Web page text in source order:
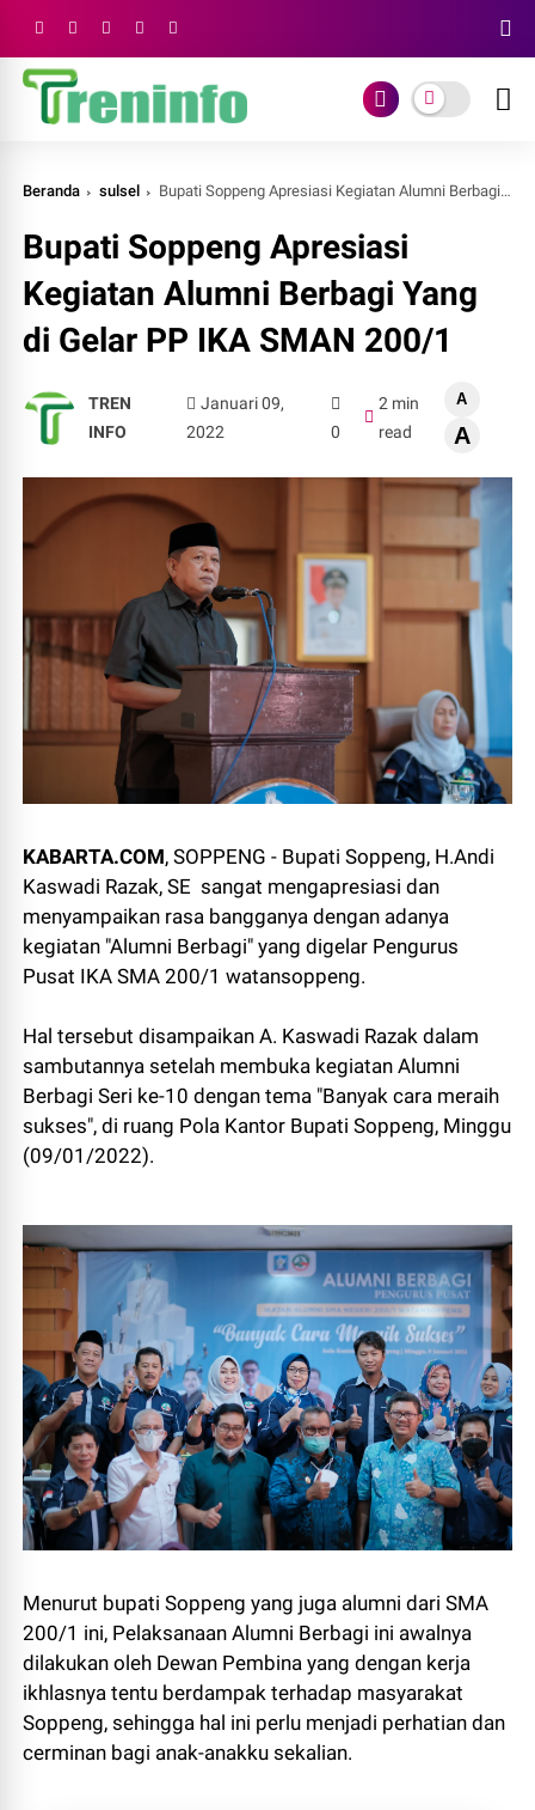
Beranda sulsel Bupati Soppeng Apresiasi Kegiatan Alumni Berbagi Yang di Gelar PP IKA SMAN 200/1
Bupati Soppeng Apresiasi
Kegiatan Alumni Berbagi Yang
di Gelar PP IKA SMAN 200/1
TREN
INFO
Januari 09,
2022
0
2 min
read
A
A
KABARTA.COM, SOPPENG - Bupati Soppeng, H.Andi
Kaswadi Razak, SE sangat mengapresiasi dan
menyampaikan rasa bangganya dengan adanya
kegiatan "Alumni Berbagi" yang digelar Pengurus
Pusat IKA SMA 200/1 watansoppeng.
Hal tersebut disampaikan A. Kaswadi Razak dalam
sambutannya setelah membuka kegiatan Alumni
Berbagi Seri ke-10 dengan tema "Banyak cara meraih
sukses", di ruang Pola Kantor Bupati Soppeng, Minggu
(09/01/2022).
Menurut bupati Soppeng yang juga alumni dari SMA
200/1 ini, Pelaksanaan Alumni Berbagi ini awalnya
dilakukan oleh Dewan Pembina yang dengan kerja
ikhlasnya tentu berdampak terhadap masyarakat
Soppeng, sehingga hal ini perlu menjadi perhatian dan
cerminan bagi anak-anakku sekalian.